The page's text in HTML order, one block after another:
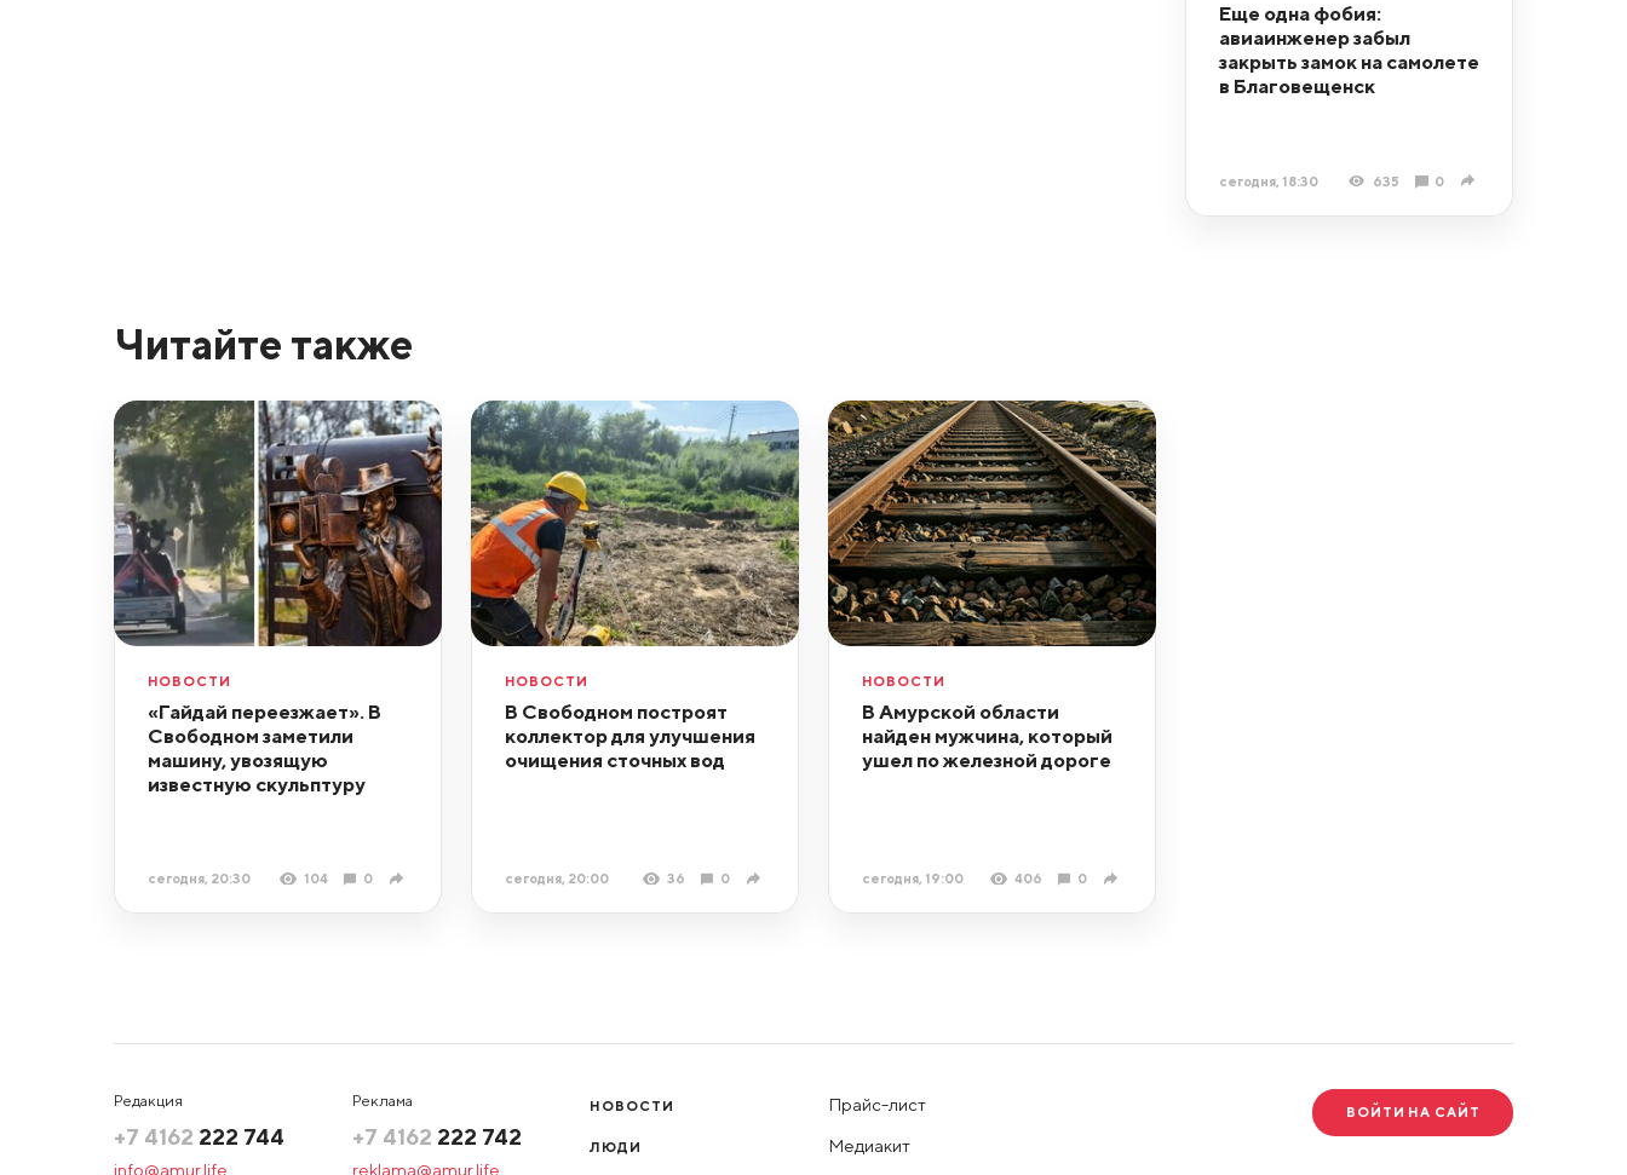
Еще одна фобия:
авиаинженер забыл
закрыть замок на самолете
в Благовещенск
сегодня, 18:30 635 0
Читайте также
НОВОСТИ
«Гайдай переезжает». В
Свободном заметили
машину, увозящую
известную скульптуру
сегодня, 20:30 104 0
НОВОСТИ
В Свободном построят
коллектор для улучшения
очищения сточных вод
сегодня, 20:00 36 0
НОВОСТИ
В Амурской области
найден мужчина, который
ушел по железной дороге
сегодня, 19:00 406 0
Редакция
+7 4162 222 744
info@amur.life
Реклама
+7 4162 222 742
reklama@amur.life
НОВОСТИ
ЛЮДИ
Прайс-лист
Медиакит
ВОЙТИ НА САЙТ